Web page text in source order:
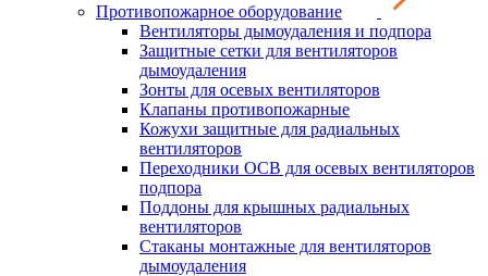
Противопожарное оборудование
Вентиляторы дымоудаления и подпора
Защитные сетки для вентиляторов
дымоудаления
Зонты для осевых вентиляторов
Клапаны противопожарные
Кожухи защитные для радиальных
вентиляторов
Переходники ОСВ для осевых вентиляторов
подпора
Поддоны для крышных радиальных
вентиляторов
Стаканы монтажные для вентиляторов
дымоудаления